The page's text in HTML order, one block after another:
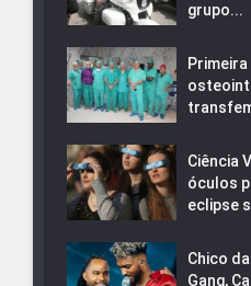
grupo...
Ciência
óculos
eclipse
Chico
Gang,